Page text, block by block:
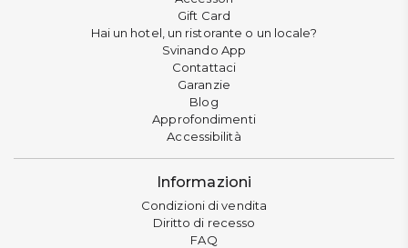
Gift Card
Hai un hotel, un ristorante o un locale?
Svinando App
Contattaci
Garanzie
Blog
Approfondimenti
Accessibilità
Informazioni
Condizioni di vendita
Diritto di recesso
FAQ